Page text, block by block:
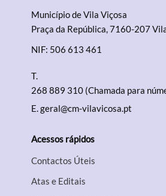
Município de Vila Viçosa
Praça da República, 7160-207
NIF: 506 613 461
T.
268 889 310 (Chamada para
E.geral@cm-vilavicosa.pt
Acessos rápidos
Contactos Úteis
Atas e Editais